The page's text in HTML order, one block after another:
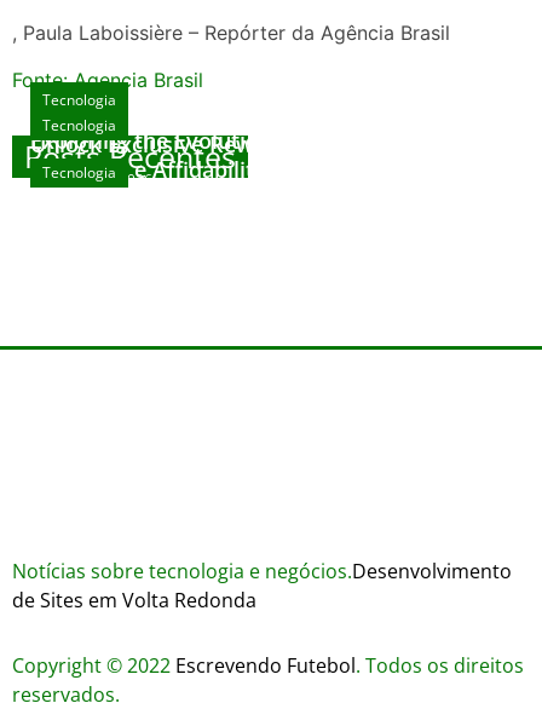
, Paula Laboissière – Repórter da Agência Brasil
Fonte: Agencia Brasil
Posts Recentes
Tecnologia
Exploring the Evolution of Online Slot Games
agosto 7, 2026
Tecnologia
Unlock Exclusive Rewards at The Big Dog
House
Tecnologia
Sicurezza e Affidabilità di Mr Nulls Wicked
Wares
Tecnologia
Notícias sobre tecnologia e negócios.Desenvolvimento
de Sites em Volta Redonda
Copyright © 2022 Escrevendo Futebol. Todos os direitos
reservados.